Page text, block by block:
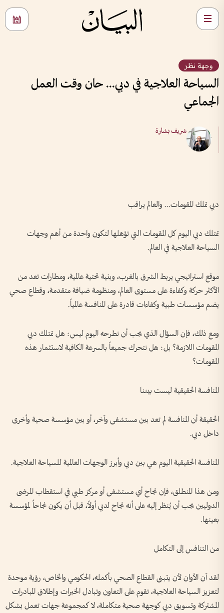
وجهة نظر
السياحة العلاجية في دبي... حان وقت العمل
الجماعي
شريف بشارة
دبي تملك المقومات... والعالم يراقب
تمتلك دبي اليوم كل المقومات التي تؤهلها لتكون واحدة من أهم وجهات
السياحة العلاجية في العالم.
موقع استراتيجي يربط الشرق بالغرب، وبنية تحتية عالمية، ومطارات تعد من
الأكثر حركة وكفاءة على مستوى العالم، ومنظومة ضيافة متقدمة، وقطاع صحي
يضم مؤسسات طبية وكفاءات قادرة على المنافسة عالمياً.
ومع ذلك، فإن السؤال الذي يجب أن نطرحه اليوم ليس: هل تمتلك دبي
المقومات اللازمة؟ بل: هل نتحرك جميعاً بالسرعة الكافية لاستثمار هذه
المقومات؟
المنافسة الحقيقية ليست بيننا
الحقيقة أن المنافسة لم تعد بين مستشفى وآخر، أو بين مؤسسة صحية وأخرى
داخل دبي.
المنافسة الحقيقية اليوم هي بين دبي وأبرز الوجهات العالمية للسياحة العلاجية.
ومن هذا المنطلق، فإن نجاح أي مستشفى أو مركز طبي في استقطاب المرضى
الدوليين يجب أن يُنظر إليه على أنه نجاح لدبي أولاً، قبل أن يكون نجاحاً لمؤسسة
بعينها.
من التنافس إلى التكامل
لقد آن الأوان لأن يتبنى القطاع الصحي بأكمله، الحكومي والخاص، رؤية موحدة
لتعزيز السياحة العلاجية، تقوم على التعاون وتبادل الخبرات وإطلاق المبادرات
المشتركة وتسويق دبي كوجهة صحية متكاملة، لا كمجموعة جهات تعمل بشكل